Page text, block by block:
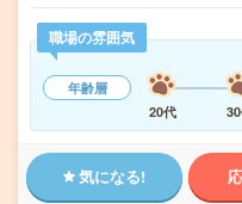
職場の雰囲気
年齢層
20代
気になる!